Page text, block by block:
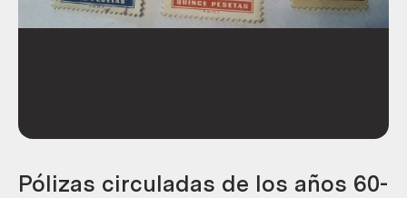
Pólizas circuladas de los años 60-